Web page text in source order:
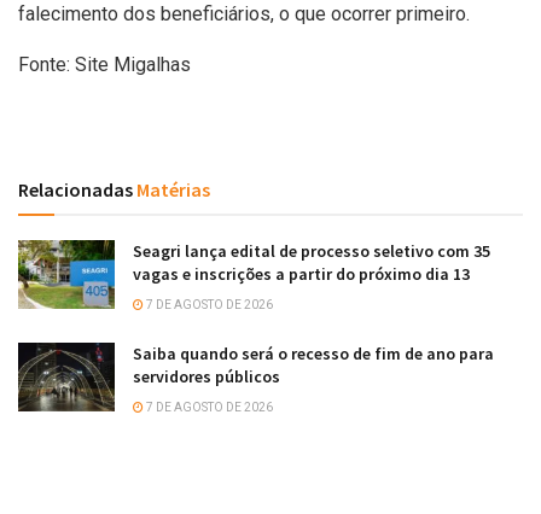
falecimento dos beneficiários, o que ocorrer primeiro.
Fonte: Site Migalhas
Relacionadas Matérias
Seagri lança edital de processo seletivo com 35
vagas e inscrições a partir do próximo dia 13
7 DE AGOSTO DE 2026
Saiba quando será o recesso de fim de ano para
servidores públicos
7 DE AGOSTO DE 2026